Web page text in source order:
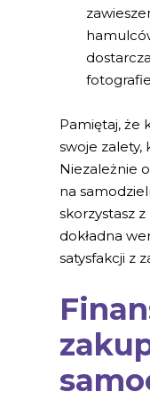
Pamiętaj, że
swoje zalety,
Niezależnie
na
skorzystasz
dokładna
satysfakcji z